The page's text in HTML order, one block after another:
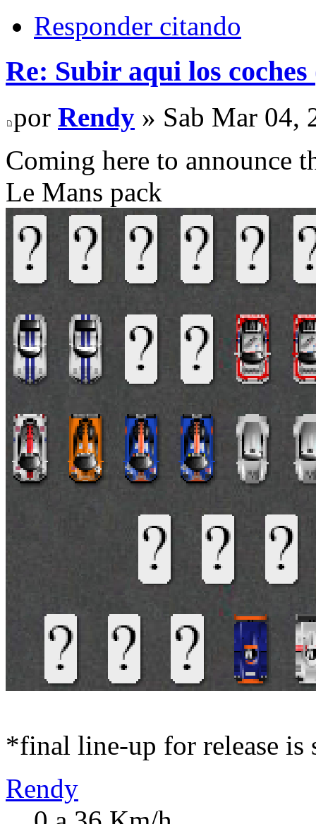
Responder citando
Re: Subir aqui los
por Rendy » Sab Mar 04,
Coming here to announce
Le Mans pack
*final line-up for release is
Rendy